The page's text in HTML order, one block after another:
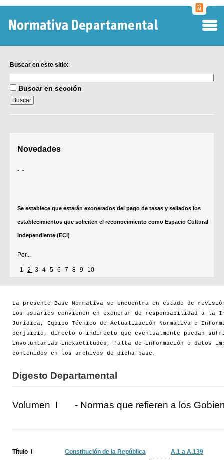
Buscar en este sitio:
en
sitio:
Buscar en sección
TOTID
Novedades
Por...
1 2 3 4 5 6 7 8 9 10
La presente Base Normativa se encuentra en estado de
Los usuarios convienen en exonerar de responsabilidad a la
Jurídica, Equipo Técnico de Actualización Normativa e
perjuicio, directo o indirecto que eventualmente puedan
involuntarias inexactitudes, falta de información o datos
contenidos en los archivos de dicha base.
Digesto Departamental
Volumen I - Normas que refieren a los
Título I Constitución de la República A.1 a A.139